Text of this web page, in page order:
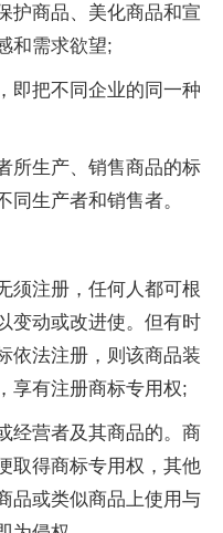
护商品、美化商品和宣
和需求欲望;
即把不同企业的同一种
所生产、销售商品的标
生产者和销售者。
须注册，任何人都可根
变动或改进使。但有时
依法注册，则该商品装
享有注册商标专用权;
经营者及其商品的。商
取得商标专用权，其他
品或类似商品上使用与